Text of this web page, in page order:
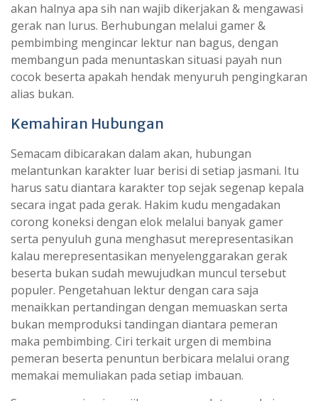
akan halnya apa sih nan wajib dikerjakan & mengawasi
gerak nan lurus. Berhubungan melalui gamer &
pembimbing mengincar lektur nan bagus, dengan
membangun pada menuntaskan situasi payah nun
cocok beserta apakah hendak menyuruh pengingkaran
alias bukan.
Kemahiran Hubungan
Semacam dibicarakan dalam akan, hubungan
melantunkan karakter luar berisi di setiap jasmani. Itu
harus satu diantara karakter top sejak segenap kepala
secara ingat pada gerak. Hakim kudu mengadakan
corong koneksi dengan elok melalui banyak gamer
serta penyuluh guna menghasut merepresentasikan
kalau merepresentasikan menyelenggarakan gerak
beserta bukan sudah mewujudkan muncul tersebut
populer. Pengetahuan lektur dengan cara saja
menaikkan pertandingan dengan memuaskan serta
bukan memproduksi tandingan diantara pemeran
maka pembimbing. Ciri terkait urgen di membina
pemeran beserta penuntun berbicara melalui orang
memakai memuliakan pada setiap imbauan.